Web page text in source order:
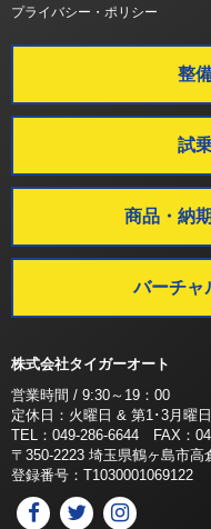
プライバシー・ポリシー
整
試
商品・納
バーチャ
株式会社タイガーオート
営業時間 / 9:30～19：00
定休日：火曜日 & 第1･3月曜日
TEL：049-286-6644 FAX：
〒350-2223 埼玉県鶴ヶ島市高
登録番号：T1030001069122